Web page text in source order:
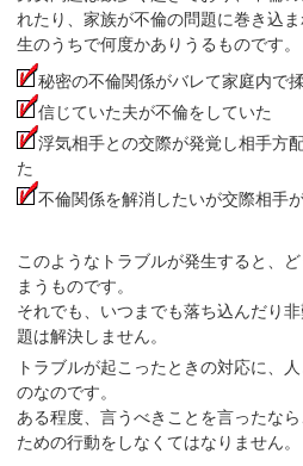
れたり、家族が不倫の問題に巻き込
生のうちで何度かありうるものです。
秘密の不倫関係がバレて家庭内で
信じていた夫が不倫をしていた
浮気相手との交際が発覚し相手方
た
不倫関係を解消したいが交際相手
このようなトラブルが発生すると、
まうものです。
それでも、いつまでも落ち込んだり
題は解決しません。
トラブルが起こったときの対応に、
のなのです。
ある程度、言うべきことを言ったな
ための行動をしなくてはなりません。